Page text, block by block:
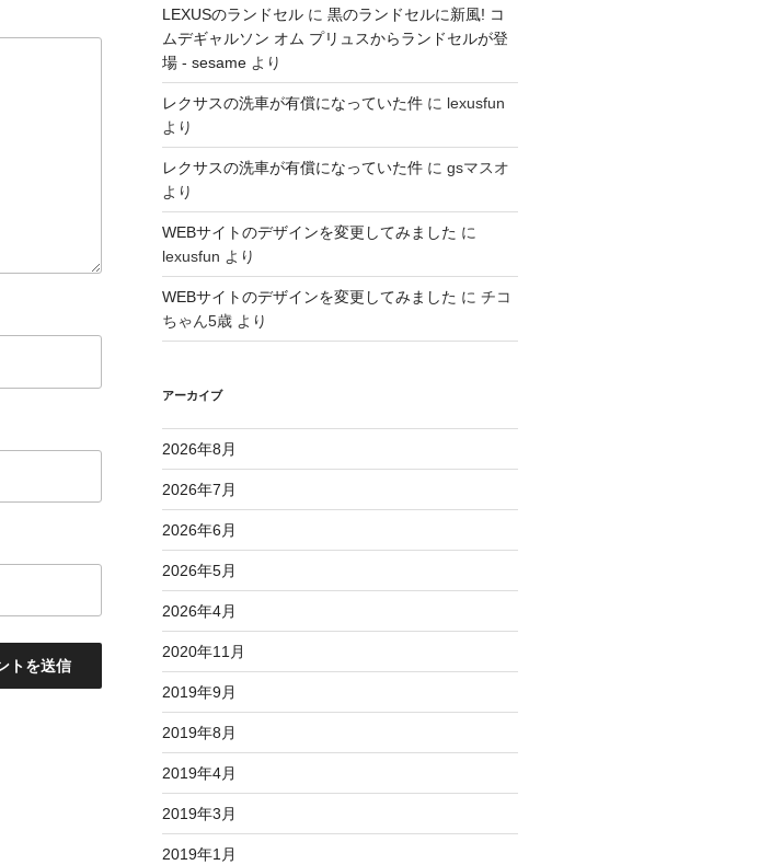
LEXUSのランドセルに 黒のランドセルに新風! コ
ムデギャルソン オム プリュスからランドセルが登
場 - sesameより
レクサスの洗車が有償になっていた件に lexusfun
より
レクサスの洗車が有償になっていた件に gsマスオ
より
WEBサイトのデザインを変更してみました に
lexusfun より
WEBサイトのデザインを変更してみました に チコ
ちゃん5歳より
アーカイブ
2026年8月
2026年7月
2026年6月
2026年5月
2026年4月
2020年11月
2019年9月
2019年8月
2019年4月
2019年3月
2019年1月